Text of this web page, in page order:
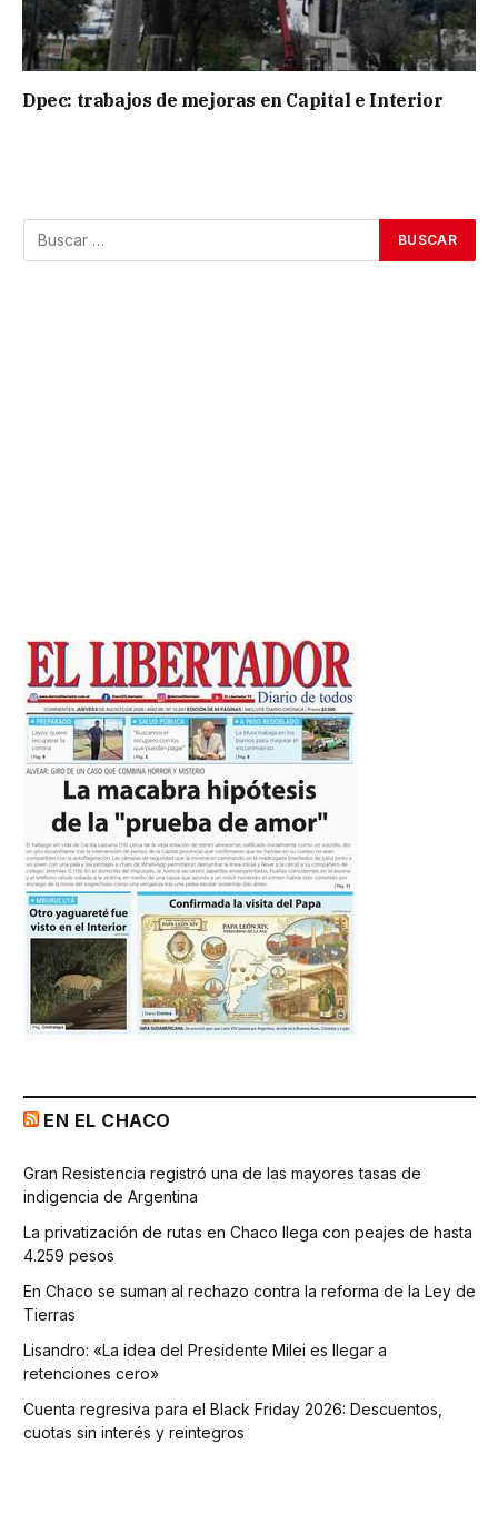
Dpec: trabajos de mejoras en Capital e Interior
EN EL CHACO
Gran Resistencia registró una de las mayores tasas de
indigencia de Argentina
La privatización de rutas en Chaco llega con peajes de hasta
4.259 pesos
En Chaco se suman al rechazo contra la reforma de la Ley de
Tierras
Lisandro: «La idea del Presidente Milei es llegar a
retenciones cero»
Cuenta regresiva para el Black Friday 2026: Descuentos,
cuotas sin interés y reintegros